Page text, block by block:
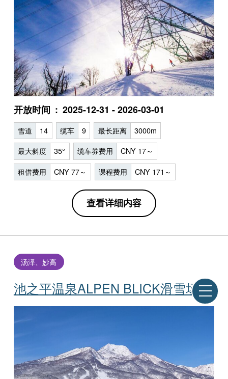
开放时间 2025-12-31 - 2026-03-01
雪道 14 缆车 9 最长距离 3000m
最大斜度 35° 缆车券费用 CNY 17～
租借费用 CNY 77～ 课程费用 CNY 171～
查看详细内容
池之平温泉ALPEN BLICK滑雪场
汤泽、妙高